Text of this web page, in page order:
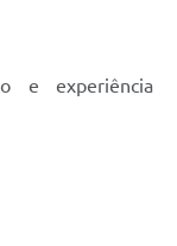
e experiência